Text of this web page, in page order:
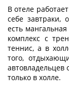
В отеле
себе завтраки,
есть
комплекс с
теннис, а в
того,
автовладельцев
только в холле.